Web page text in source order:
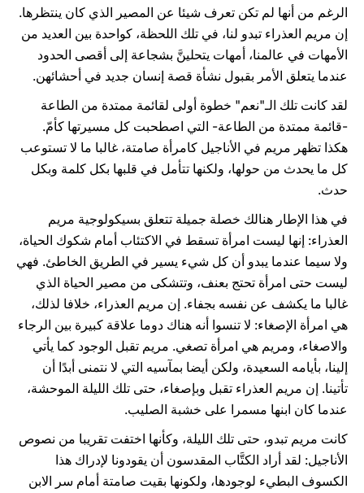
الرغم من أنها لم تكن تعرف شيئا عن المصير الذي كان ينتظرها.
إن مريم العذراء تبدو لنا، في تلك اللحظة، كواحدة بين العديد من
الأمهات في عالمنا، أمهات يتحلينَّ بشجاعة إلى أقصى الحدود
عندما يتعلق الأمر بقبول نشأة قصة إنسان جديد في أحشائهن.
لقد كانت تلك الـ"نعم" خطوة أولى لقائمة ممتدة من الطاعة
-قائمة ممتدة من الطاعة- التي اصطحبت كل مسيرتها كأمّ.
هكذا تظهر مريم في الأناجيل كامرأة صامتة، غالبا ما لا تستوعب
كل ما يحدث من حولها، ولكنها تتأمل في قلبها بكل كلمة وبكل
حدث.
في هذا الإطار هنالك خصلة جميلة تتعلق بسيكولوجية مريم
العذراء: إنها ليست امرأة تسقط في الاكتئاب أمام شكوك الحياة،
ولا سيما عندما يبدو أن كل شيء يسير في الطريق الخاطئ. فهي
ليست حتى امرأة تحتج بعنف، وتتشكى من مصير الحياة الذي
غالبا ما يكشف عن نفسه بجفاء. إن مريم العذراء، خلافا لذلك،
هي امرأة الإصغاء: لا تنسوا أنه هناك دوما علاقة كبيرة بين الرجاء
والاصغاء، ومريم هي امرأة تصغي. مريم تقبل الوجود كما يأتي
إلينا، بأيامه السعيدة، ولكن أيضا بمآسيه التي لا نتمنى أبدًا أن
تأتينا. إن مريم العذراء تقبل وبإصغاء، حتى تلك الليلة الموحشة،
عندما كان ابنها مسمرا على خشبة الصليب.
كانت مريم تبدو، حتى تلك الليلة، وكأنها اختفت تقريبا من نصوص
الأناجيل: لقد أراد الكتَّاب المقدسون أن يقودونا لإدراك هذا
الكسوف البطيء لوجودها، ولكونها بقيت صامتة أمام سر الابن